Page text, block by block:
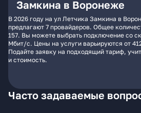
Замкина в Воронеже
В 2026 году на ул Летчика Замкина в
предлагают 7 провайдеров. Общее
157. Вы можете выбрать подключение со
Мбит/с. Цены на услуги варьируются от
Подайте заявку на подходящий тариф,
и стоимость.
Часто задаваемые